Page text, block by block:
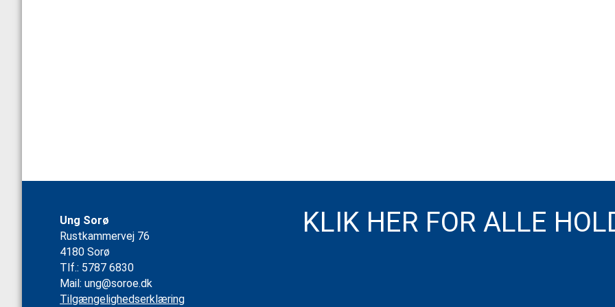
Ung Sorø
Rustkammervej 76
4180 Sorø
Tlf.: 5787 6830
Mail:ung@soroe.dk
Tilgængelighedserklæring
KLIK HER FOR ALLE